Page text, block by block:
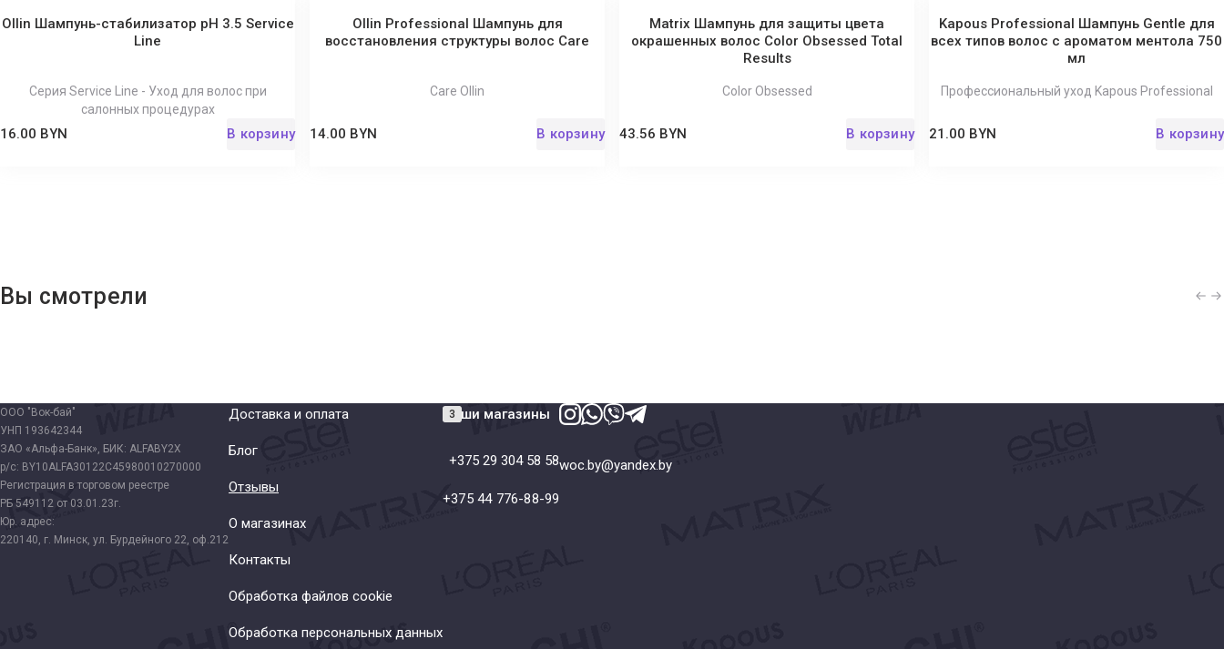
Ollin Шампунь-стабилизатор рН 3.5 Service
Line
Серия Service Line - Уход для волос при
салонных процедурах
16.00 BYN В корзину
Ollin Professional Шампунь для
восстановления структуры волос Сare
Care Ollin
14.00 BYN В корзину
Matrix Шампунь для защиты цвета
окрашенных волос Color Obsessed Total
Results
Color Obsessed
43.56 BYN В корзину
Kapous Professional Шампунь Gentle для
всех типов волос с ароматом ментола 750
мл
Профессиональный уход Kapous Professional
21.00 BYN В корзину
Вы смотрели
ООО "Вок-бай"
УНП 193642344
ЗАО «Альфа-Банк», БИК: ALFABY2X
р/с: BY10ALFA30122C45980010270000
Регистрация в торговом реестре
РБ 549112 от 03.01.23г.
Юр. адрес:
220140, г. Минск, ул. Бурдейного 22, оф.212
Доставка и оплата
Блог
Отзывы
О магазинах
Контакты
Обработка файлов cookie
Обработка персональных данных
Наши магазины
+375 29 304 58 58
+375 44 776-88-99
woc.by@yandex.by